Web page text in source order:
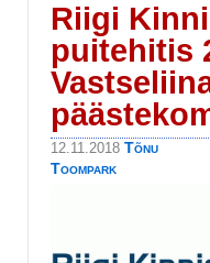
Riigi
puitehitis
12.11.2018 Tõnu
Toompark